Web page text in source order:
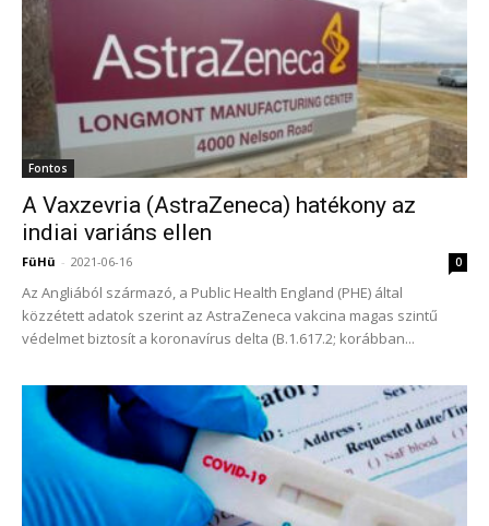
Fontos
A Vaxzevria (AstraZeneca) hatékony az
indiai variáns ellen
FüHü - 2021-06-16 0
Az Angliából származó, a Public Health England (PHE) által
közzétett adatok szerint az AstraZeneca vakcina magas szintű
védelmet biztosít a koronavírus delta (B.1.617.2; korábban...